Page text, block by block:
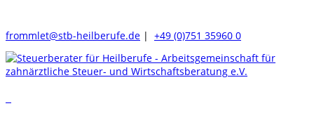
frommlet@stb-heilberufe.de | +49 (0)751 35960 0